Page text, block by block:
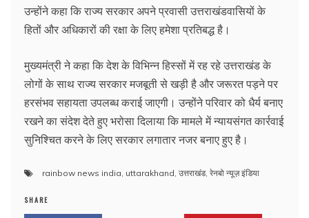
उन्होंने कहा कि राज्य सरकार अपने प्रवासी उत्तराखंडवासियों के
हितों और अधिकारों की रक्षा के लिए हमेशा प्रतिबद्ध है।
मुख्यमंत्री ने कहा कि देश के विभिन्न हिस्सों में रह रहे उत्तराखंड के
लोगों के साथ राज्य सरकार मजबूती से खड़ी है और जरूरत पड़ने पर
हरसंभव सहायता उपलब्ध कराई जाएगी। उन्होंने परिवार को धैर्य बनाए
रखने का संदेश देते हुए भरोसा दिलाया कि मामले में न्यायसंगत कार्रवाई
सुनिश्चित करने के लिए सरकार लगातार नजर बनाए हुए है।
rainbow news india, uttarakhand, उत्तराखंड, रेनबो न्यूज़ इंडिया
SHARE